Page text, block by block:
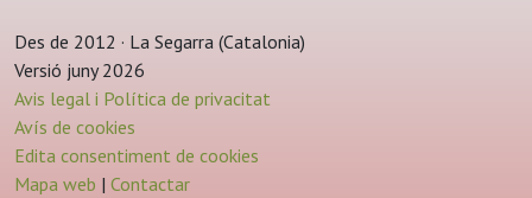
Des de 2012 · La Segarra (Catalonia)
Versió juny 2026
Avis legal i Política de privacitat
Avís de cookies
Edita consentiment de cookies
Mapa web | Contactar